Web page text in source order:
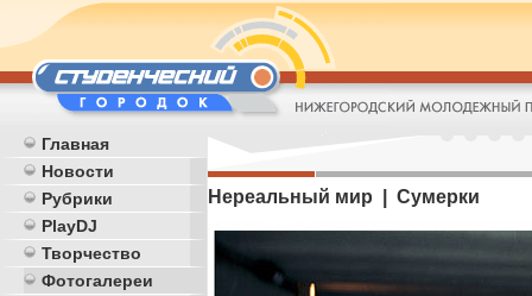
Главная
Новости
Рубрики
PlayDJ
Творчество
Фотогалереи
Нереальный мир | Сумерки